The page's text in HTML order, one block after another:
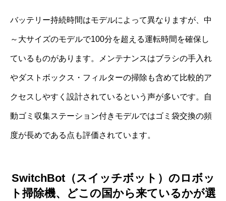
バッテリー持続時間はモデルによって異なりますが、中
～大サイズのモデルで100分を超える運転時間を確保し
ているものがあります。メンテナンスはブラシの手入れ
やダストボックス・フィルターの掃除も含めて比較的ア
クセスしやすく設計されているという声が多いです。自
動ゴミ収集ステーション付きモデルではゴミ袋交換の頻
度が長めである点も評価されています。
SwitchBot（スイッチボット）のロボッ
ト掃除機、どこの国から来ているかが選